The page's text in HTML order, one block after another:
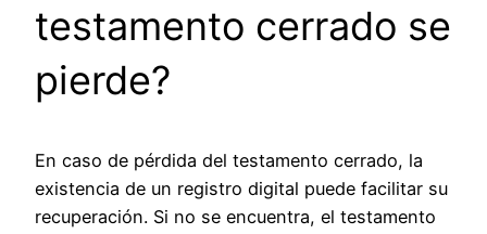
testamento cerrado se
pierde?
En caso de pérdida del testamento cerrado, la
existencia de un registro digital puede facilitar su
recuperación. Si no se encuentra, el testamento